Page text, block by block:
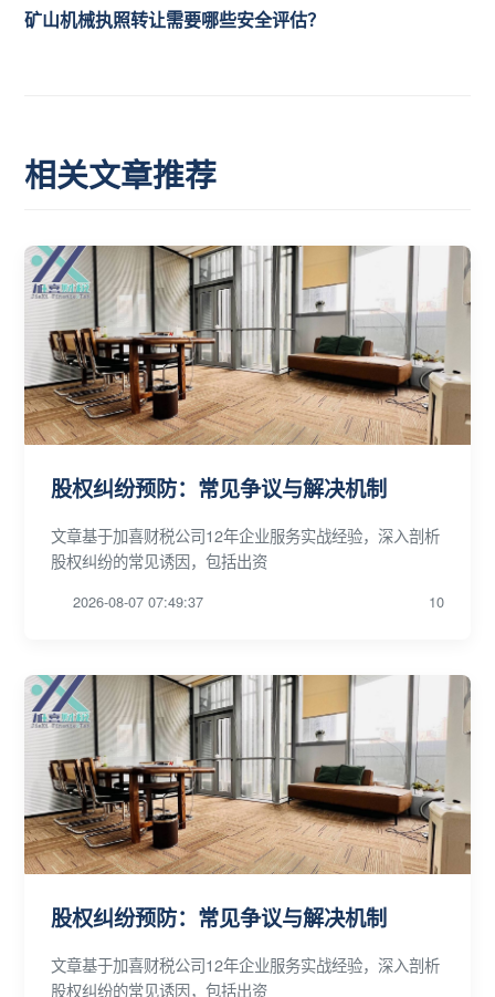
矿山机械执照转让需要哪些安全评估？
相关文章推荐
股权纠纷预防：常见争议与解决机制
文章基于加喜财税公司12年企业服务实战经验，深入剖析
股权纠纷的常见诱因，包括出资
2026-08-07 07:49:37 10
股权纠纷预防：常见争议与解决机制
文章基于加喜财税公司12年企业服务实战经验，深入剖析
股权纠纷的常见诱因，包括出资